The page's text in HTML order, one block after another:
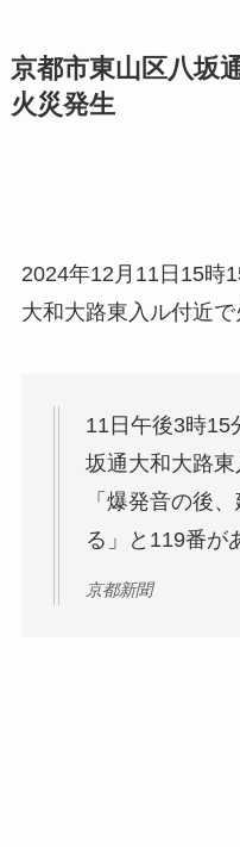
京都市東山区八坂
火災発生
2024年12月11日15時
大和大路東入ル付近で
11日午後3時15
坂通大和大路
「爆発音の後
る」と119番が
京都新聞